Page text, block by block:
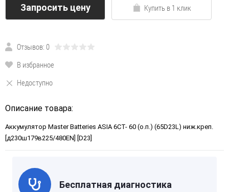
Запросить цену Купить в 1 клик
Отзывов: 0
В избранное
Недоступно
Описание товара:
Аккумулятор Master Batteries ASIA 6СТ- 60 (о.п.) (65D23L) ниж.креп.
[д230ш179в225/480EN] [D23]
Бесплатная диагностика